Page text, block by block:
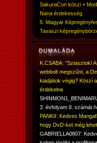
SakuraCon köszi +
Nana érdekesség
5. Magyar
Tavaszi
K.CSABA: "Sziasztok!
webbolt megszűnt, a
kiadjátok végig? Köszi
érdekelne.
3. évfolyam 9. számát
PANKII: Kedves
hogy DvD-ket még
GABRIELLA0807: